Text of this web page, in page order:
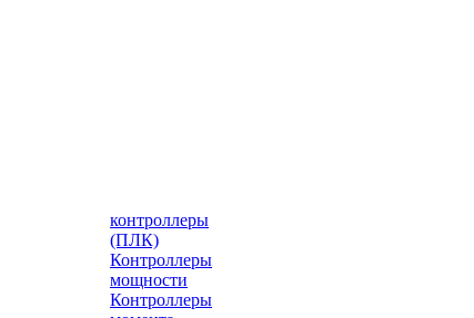
контроллеры
(ПЛК)
Контроллеры
мощности
Контроллеры